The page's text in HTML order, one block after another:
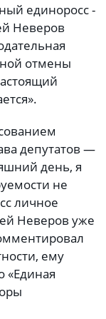
единоросс -
Неверов
отмены
депутатов —
день, я
не
личное
Неверов уже
ему
«Единая